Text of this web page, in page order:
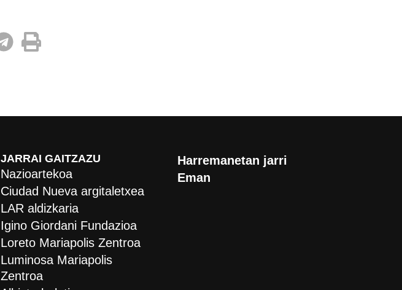
JARRAI GAITZAZU
Nazioartekoa
Ciudad Nueva argitaletxea
LAR aldizkaria
Igino Giordani Fundazioa
Loreto Mariapolis Zentroa
Luminosa Mariapolis
Zentroa
Harremanetan jarri
Eman